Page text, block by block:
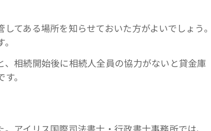
てある場所を知らせておいた方がよいでしょう。
相続開始後に相続人全員の協力がないと貸金庫
。
アイリス国際司法書士・行政書士事務所では、